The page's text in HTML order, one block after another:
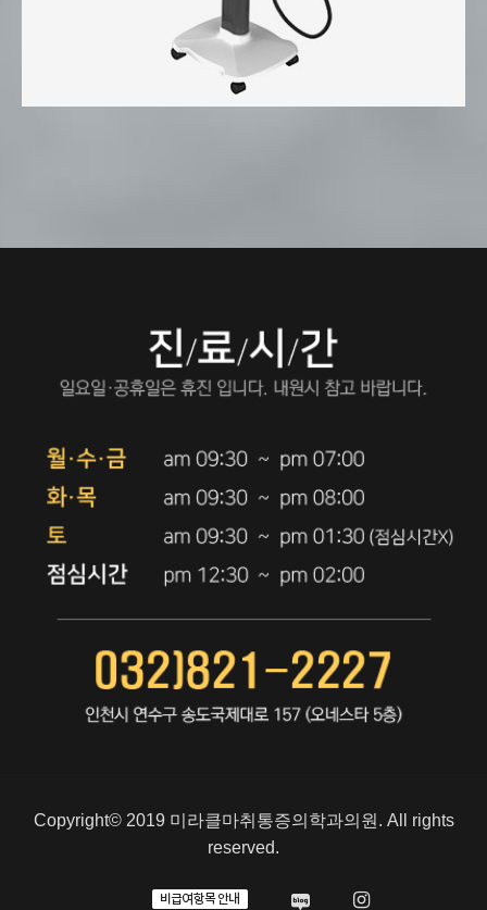
Copyright© 2019 미라클마취통증의학과의원. All rights
reserved.